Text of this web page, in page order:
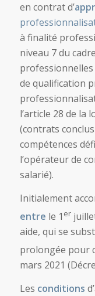
en contrat d’
à finalité
niveau 7 du
de qualification
l’article 28 de la
(contrats
compétences
l’opérateur de
salarié).
Initialement
entre le 1 er
aide, qui se
prolongée pour
mars 2021
Les conditions